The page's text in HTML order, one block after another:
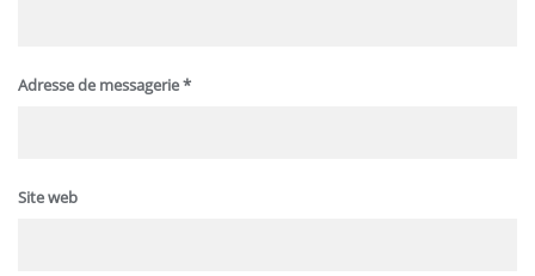
Adresse de messagerie*
Site web